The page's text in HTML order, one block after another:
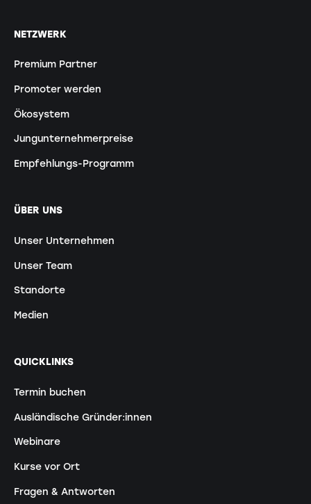
NETZWERK
Premium Partner
Promoter werden
Ökosystem
Jungunternehmerpreise
Empfehlungs-Programm
ÜBER UNS
Unser Unternehmen
Unser Team
Standorte
Medien
QUICKLINKS
Termin buchen
Ausländische Gründer:innen
Webinare
Kurse vor Ort
Fragen & Antworten